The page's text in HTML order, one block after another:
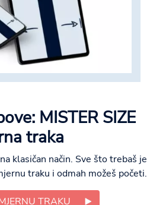
MISTER SIZE
traka
klasičan način. Sve što trebaš je
traku i odmah možeš početi.
TRAKU